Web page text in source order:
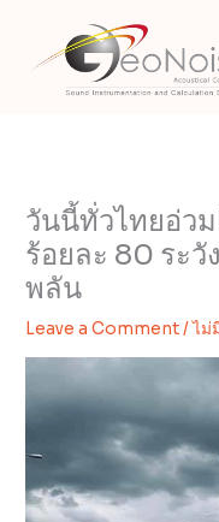
content
วันนี้ทั่วไทยอ่ว
ร้อยละ 80 ระ
พลัน
Leave a Comment/ไม่